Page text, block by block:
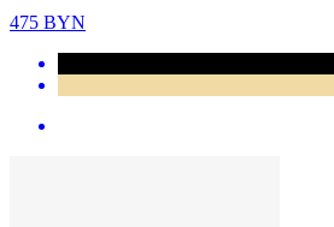
475 BYN